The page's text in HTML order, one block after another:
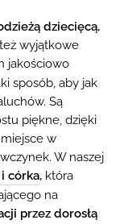
dziecięcą,
wyjątkowe
jakościowo
sposób, aby jak
Są
piękne, dzięki
w
W naszej
córka, która
na
przez dorosłą